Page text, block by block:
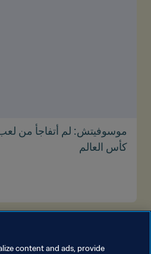
موسوفيتش: لم أتفاجأ من
كأس العالم
content and ads, provide